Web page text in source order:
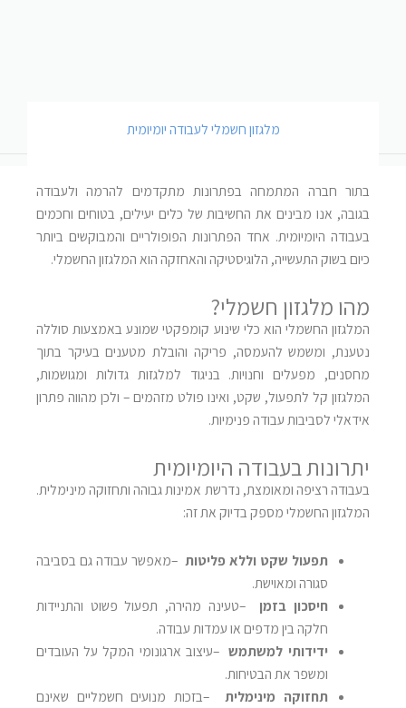
מלגזון חשמלי לעבודה יומיומית
בתור חברה המתמחה בפתרונות מתקדמים להרמה ולעבודה
בגובה, אנו מבינים את החשיבות של כלים יעילים, בטוחים וחכמים
בעבודה היומיומית. אחד הפתרונות הפופולריים והמבוקשים ביותר
כיום בשוק התעשייה, הלוגיסטיקה והאחזקה הוא המלגזון החשמלי.
מהו מלגזון חשמלי?
המלגזון החשמלי הוא כלי שינוע קומפקטי שמונע באמצעות סוללה
נטענת, ומשמש להעמסה, פריקה והובלת מטענים בעיקר בתוך
מחסנים, מפעלים וחנויות. בניגוד למלגזות גדולות ומגושמות,
המלגזון קל לתפעול, שקט, ואינו פולט מזהמים – ולכן מהווה פתרון
אידאלי לסביבות עבודה פנימיות.
יתרונות בעבודה היומיומית
בעבודה רציפה ומאומצת, נדרשת אמינות גבוהה ותחזוקה מינימלית.
המלגזון החשמלי מספק בדיוק את זה:
תפעול שקט וללא פליטות –מאפשר עבודה גם בסביבה
סגורה ומאוישת.
חיסכון בזמן
–טעינה מהירה, תפעול פשוט והתניידות
חלקה בין מדפים או עמדות עבודה.
ידידותי למשתמש –עיצוב ארגונומי המקל על העובדים
ומשפר את הבטיחות.
תחזוקה מינימלית
–בזכות מנועים חשמליים שאינם